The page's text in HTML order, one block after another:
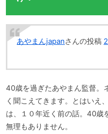
あやまんjapanさんの投稿
40歳を過ぎたあやまん監督。
く聞こえてきます。とはいえ
は、１０年近く前の話。40歳
無理もありません。